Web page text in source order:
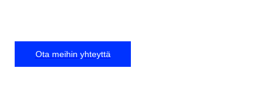
Ota meihin yhteyttä